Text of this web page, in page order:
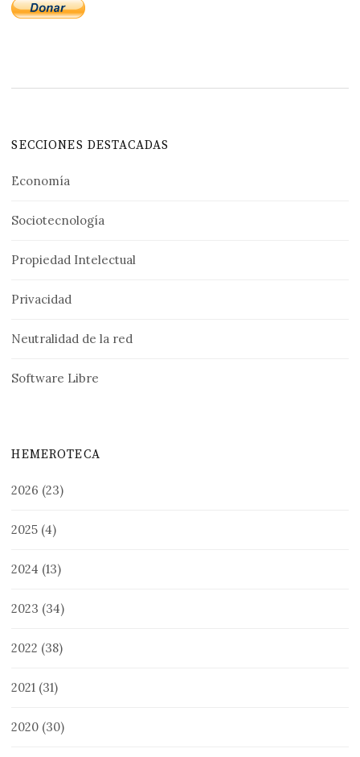
SECCIONES DESTACADAS
Economía
Sociotecnología
Propiedad Intelectual
Privacidad
Neutralidad de la red
Software Libre
HEMEROTECA
2026 (23)
2025 (4)
2024 (13)
2023 (34)
2022 (38)
2021 (31)
2020 (30)